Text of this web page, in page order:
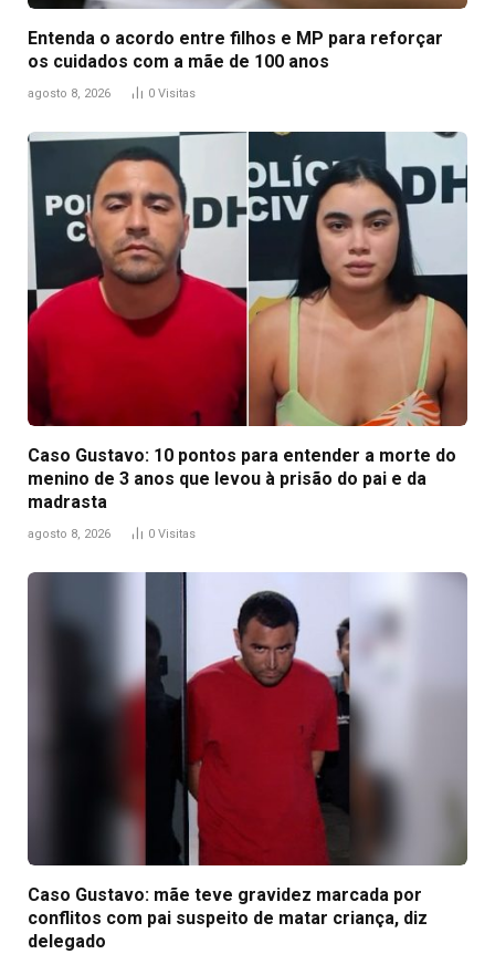
Entenda o acordo entre filhos e MP para reforçar
os cuidados com a mãe de 100 anos
agosto 8, 2026 0 Visitas
Caso Gustavo: 10 pontos para entender a morte do
menino de 3 anos que levou à prisão do pai e da
madrasta
agosto 8, 2026 0 Visitas
Caso Gustavo: mãe teve gravidez marcada por
conflitos com pai suspeito de matar criança, diz
delegado